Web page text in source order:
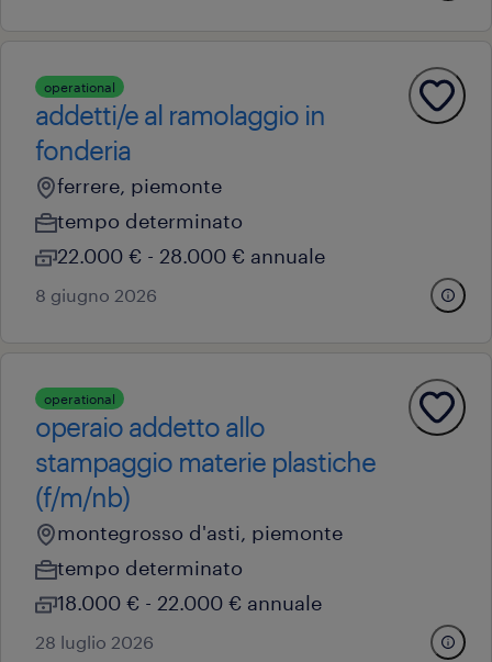
operational
addetti/e al ramolaggio in
fonderia
ferrere, piemonte
tempo determinato
22.000 € - 28.000 € annuale
8 giugno 2026
operational
operaio addetto allo
stampaggio materie plastiche
(f/m/nb)
montegrosso d'asti, piemonte
tempo determinato
18.000 € - 22.000 € annuale
28 luglio 2026